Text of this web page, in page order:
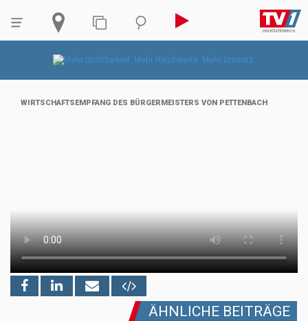
WIRTSCHAFTSEMPFANG DES BÜRGERMEISTERS VON PETTENBACH
ÄHNLICHE BEITRÄGE